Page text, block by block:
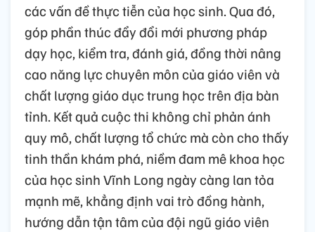
các vấn đề thực tiễn của học sinh. Qua đó,
góp phần thúc đẩy đổi mới phương pháp
dạy học, kiểm tra, đánh giá, đồng thời nâng
cao năng lực chuyên môn của giáo viên và
chất lượng giáo dục trung học trên địa bàn
tỉnh. Kết quả cuộc thi không chỉ phản ánh
quy mô, chất lượng tổ chức mà còn cho thấy
tinh thần khám phá, niềm đam mê khoa học
của học sinh Vĩnh Long ngày càng lan tỏa
mạnh mẽ, khẳng định vai trò đồng hành,
hướng dẫn tận tâm của đội ngũ giáo viên